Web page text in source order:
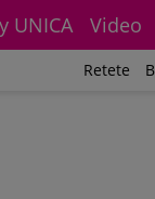
UNICA Video
Retete